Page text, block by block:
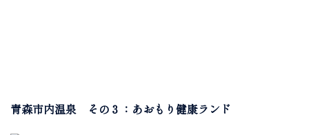
青森市内温泉 その３：あおもり健康ランド